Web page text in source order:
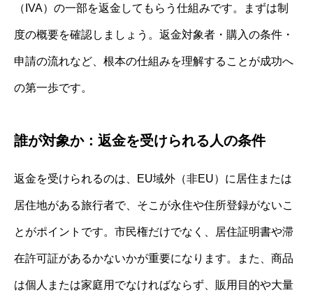
（IVA）の一部を返金してもらう仕組みです。まずは制
度の概要を確認しましょう。返金対象者・購入の条件・
申請の流れなど、根本の仕組みを理解することが成功へ
の第一歩です。
誰が対象か：返金を受けられる人の条件
返金を受けられるのは、EU域外（非EU）に居住または
居住地がある旅行者で、そこが永住や住所登録がないこ
とがポイントです。市民権だけでなく、居住証明書や滞
在許可証があるかないかが重要になります。また、商品
は個人または家庭用でなければならず、販用目的や大量